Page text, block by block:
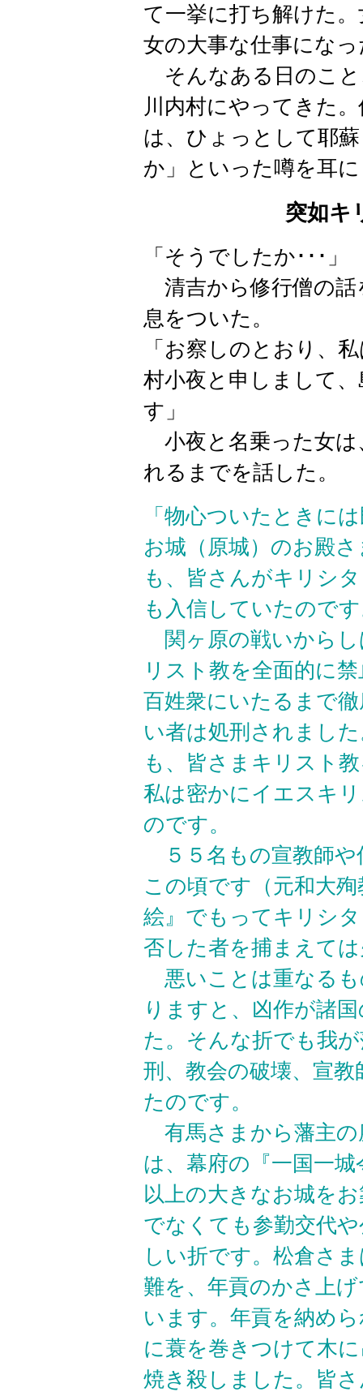
て一挙に打ち解けた
女の大事な仕事にな
そんなある日のこと
川内村にやってきた
は、ひょっとして耶
か」といった噂を耳
突如キ
「そうでしたか･･･」
清吉から修行僧の話
息をついた。
「お察しのとおり、
村小夜と申しまして
す」
小夜と名乗った女は
れるまでを話した。
「物心ついたときに
お城（原城）のお殿
も、皆さんがキリシ
も入信していたので
関ヶ原の戦いからし
リスト教を全面的に
百姓衆にいたるまで
い者は処刑されまし
も、皆さまキリスト
私は密かにイエスキ
のです。
５５名もの宣教師や
この頃です（元和大
絵』でもってキリシ
否した者を捕まえて
悪いことは重なるも
りますと、凶作が諸
た。そんな折でも我
刑、教会の破壊、宣
たのです。
有馬さまから藩主の
は、幕府の『一国一
以上の大きなお城を
でなくても参勤交代
しい折です。松倉さ
難を、年貢のかさ上
います。年貢を納め
に蓑を巻きつけて木
焼き殺しました。皆